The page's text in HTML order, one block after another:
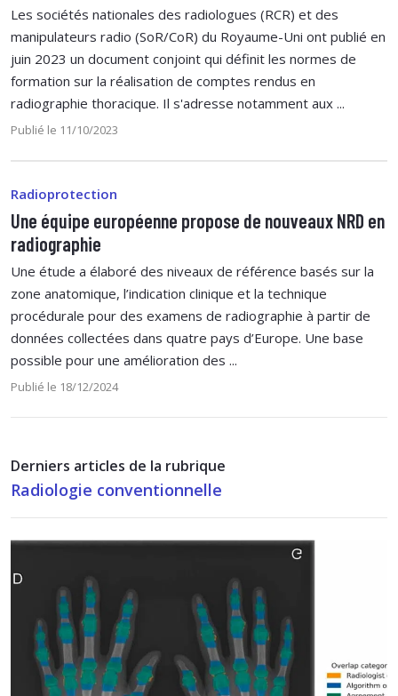
Les sociétés nationales des radiologues (RCR) et des
manipulateurs radio (SoR/CoR) du Royaume-Uni ont publié en
juin 2023 un document conjoint qui définit les normes de
formation sur la réalisation de comptes rendus en
radiographie thoracique. Il s'adresse notamment aux ...
Publié le 11/10/2023
Radioprotection
Une équipe européenne propose de nouveaux NRD en
radiographie
Une étude a élaboré des niveaux de référence basés sur la
zone anatomique, l’indication clinique et la technique
procédurale pour des examens de radiographie à partir de
données collectées dans quatre pays d’Europe. Une base
possible pour une amélioration des ...
Publié le 18/12/2024
Derniers articles de la rubrique
Radiologie conventionnelle